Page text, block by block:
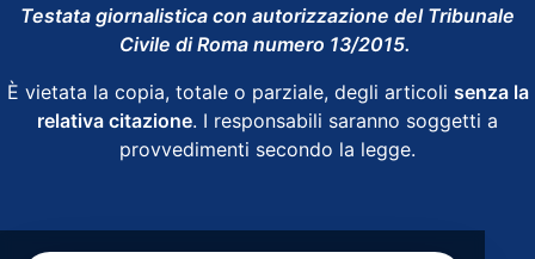
Testata giornalistica con autorizzazione del Tribunale
Civile di Roma numero 13/2015.
È vietata la copia, totale o parziale, degli articoli senza la
relativa citazione. I responsabili saranno soggetti a
provvedimenti secondo la legge.